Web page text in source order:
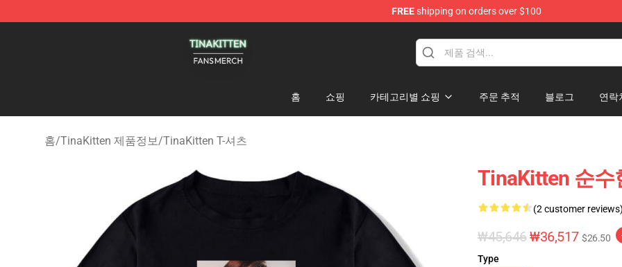
FREEshipping on orders over $100
홈 쇼핑 카테고리별 쇼핑 주문 추적 블로그 연락
홈/TinaKitten 제품정보/TinaKitten T-셔츠
TinaKitten 순수
(2 customer
₩45,646₩36,517 $26.50
Type